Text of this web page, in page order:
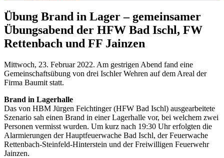
Übung Brand in Lager – gemeinsamer
Übungsabend der HFW Bad Ischl, FW
Rettenbach und FF Jainzen
Mittwoch, 23. Februar 2022. Am gestrigen Abend fand eine
Gemeinschaftsübung von drei Ischler Wehren auf dem Areal der
Firma Baumit statt.
Brand in Lagerhalle
Das von HBM Jürgen Feichtinger (HFW Bad Ischl) ausgearbeitete
Szenario sah einen Brand in einer Lagerhalle vor, bei welchem zwei
Personen vermisst wurden. Um kurz nach 19:30 Uhr erfolgten die
Alarmierungen der Hauptfeuerwache Bad Ischl, der Feuerwache
Rettenbach-Steinfeld-Hinterstein und der Freiwilligen Feuerwehr
Jainzen.